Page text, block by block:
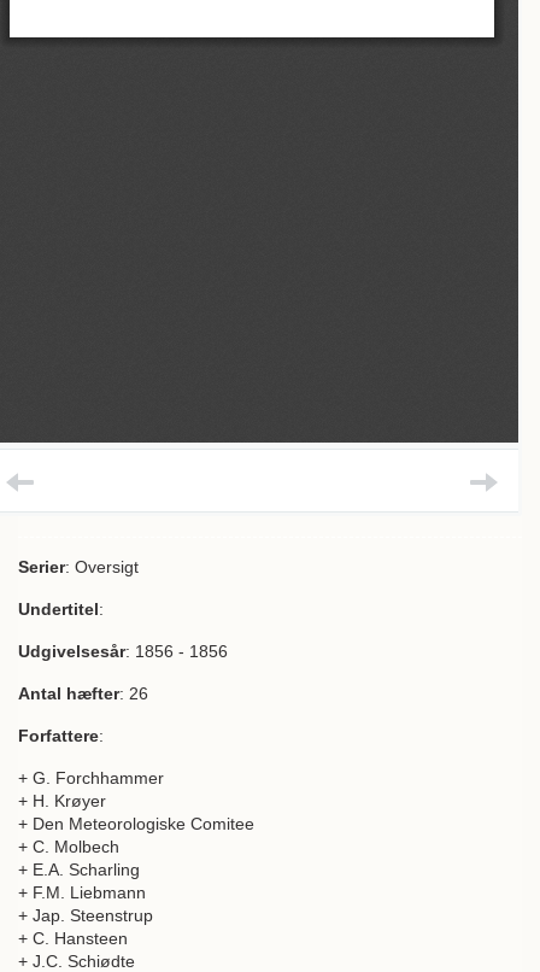
Serier: Oversigt
Undertitel:
Udgivelsesår: 1856 - 1856
Antal hæfter: 26
Forfattere:
+ G. Forchhammer
+ H. Krøyer
+ Den Meteorologiske Comitee
+ C. Molbech
+ E.A. Scharling
+ F.M. Liebmann
+ Jap. Steenstrup
+ C. Hansteen
+ J.C. Schiødte